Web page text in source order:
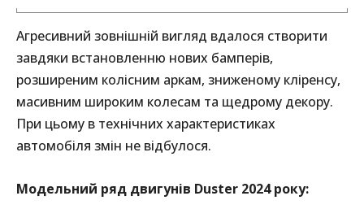
Агресивний зовнішній вигляд вдалося створити
завдяки встановленню нових бамперів,
розширеним колісним аркам, зниженому кліренсу,
масивним широким колесам та щедрому декору.
При цьому в технічних характеристиках
автомобіля змін не відбулося.
Модельний ряд двигунів Duster 2024 року: